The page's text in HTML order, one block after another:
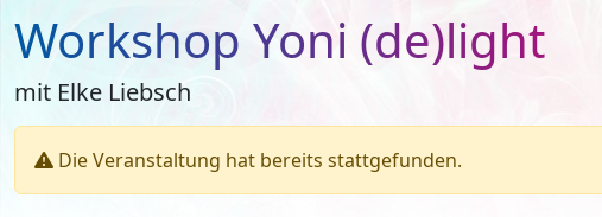
Workshop Yoni (de)light
mit Elke Liebsch
Die Veranstaltung hat bereits stattgefunden.